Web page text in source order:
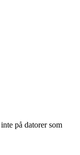
på datorer som